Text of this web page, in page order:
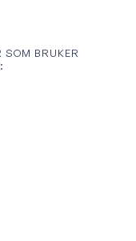
SOM BRUKER